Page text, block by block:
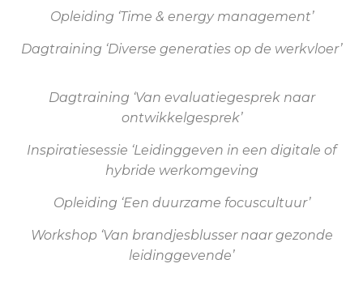
Opleiding ‘Time & energy management’
Dagtraining ‘Diverse generaties op de werkvloer’
Dagtraining ‘Van evaluatiegesprek naar
ontwikkelgesprek’
Inspiratiesessie ‘Leidinggeven in een digitale of
hybride werkomgeving
Opleiding ‘Een duurzame focuscultuur’
Workshop ‘Van brandjesblusser naar gezonde
leidinggevende’